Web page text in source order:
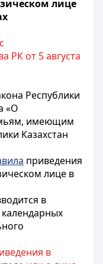
лице
РК от 5 августа
Республики
«О
имеющим
Казахстан
приведения
лице в
в
в